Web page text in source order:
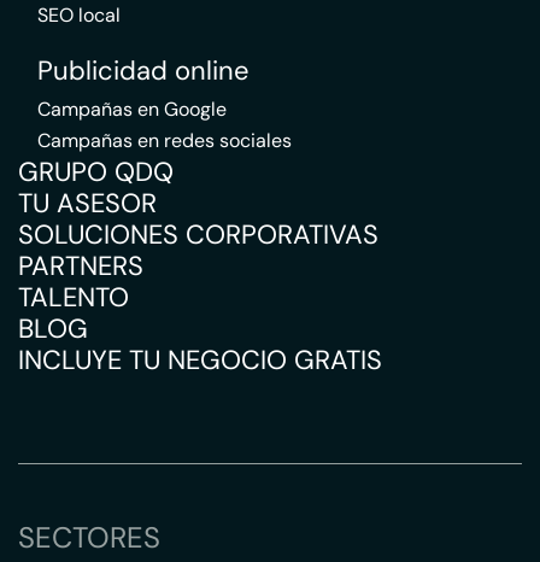
SEO local
Publicidad online
Campañas en Google
Campañas en redes sociales
GRUPO QDQ
TU ASESOR
SOLUCIONES CORPORATIVAS
PARTNERS
TALENTO
BLOG
INCLUYE TU NEGOCIO GRATIS
SECTORES